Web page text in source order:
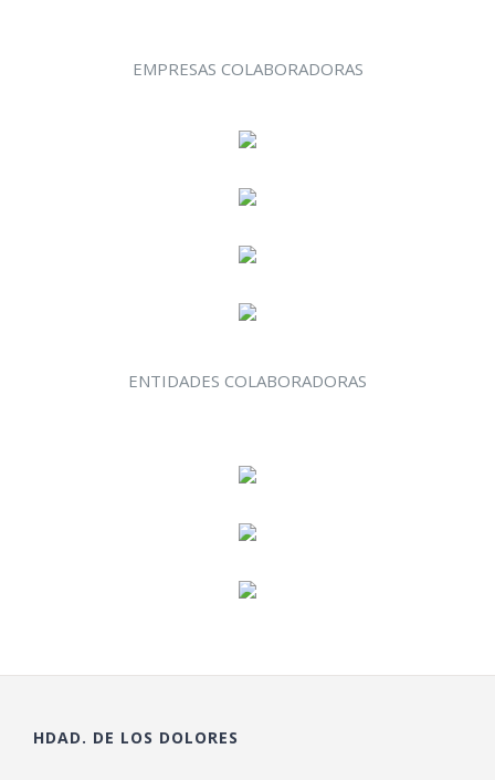
EMPRESAS COLABORADORAS
ENTIDADES COLABORADORAS
HDAD. DE LOS DOLORES